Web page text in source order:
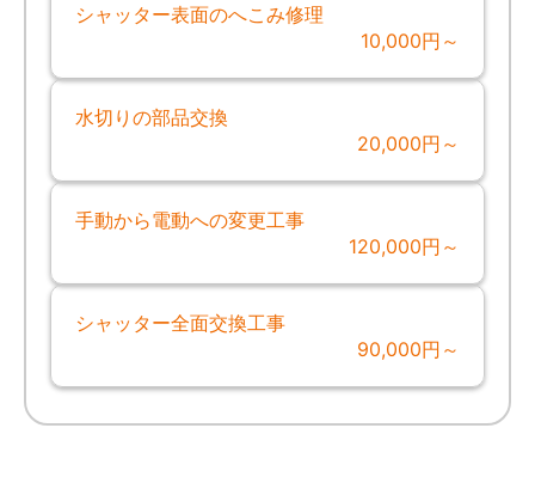
シャッター表面のへこみ修理
10,000円～
水切りの部品交換
20,000円～
手動から電動への変更工事
120,000円～
シャッター全面交換工事
90,000円～